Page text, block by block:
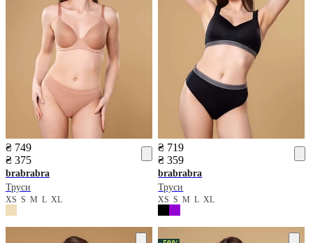
₴ 749
₴ 375
brabrabra
Труси
XS S M L XL
₴ 719
₴ 359
brabrabra
Труси
XSSMLXL